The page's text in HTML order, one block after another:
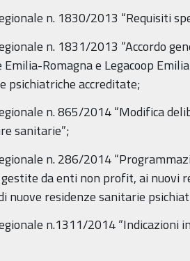
n. 1830/2013 “Requisiti
n. 1831/2013 “Accordo
Romagna e Legacoop
psichiatriche accreditate;
n. 865/2014 “Modifica
sanitarie”;
n. 286/2014
da enti non profit, ai nuovi
nuove residenze sanitarie
n.1311/2014